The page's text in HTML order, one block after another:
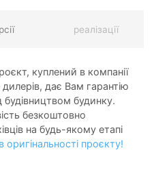
реалізації
куплений в компанії
дилерів, дає Вам гарантію
будівництвом будинку.
безкоштовно
на будь-якому етапі
оригінальності проєкту!